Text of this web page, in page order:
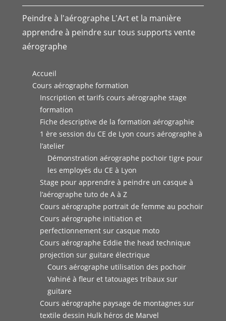
Peindre à l'aérographe L'Art et la manière
apprendre à peindre sur tous supports vente
aérographe
Accueil
Cours aérographe formation
Inscription et tarifs cours aérographe stage
formation
Fiche descriptive de la formation aérographie
1 ère session du CE de Lyon cours aérographe à
l’atelier
Démonstration aérographe pochoir tigre pour
les employés du CE à Lyon
Stage pour apprendre à peindre un casque à
l’aérographe tuto de A à Z
Cours aérographe portrait de femme au pochoir
Cours aérographe initiation et
perfectionnement sur casque moto
Cours aérographe Eddie the head technique
projection sur guitare électrique
Cours aérographe utilisation des pochoir
Vahiné à fleur et tatouages tribaux sur
guitare
Cours aérographe paysage de montagnes sur
textile dessin Hulk héros de Marvel